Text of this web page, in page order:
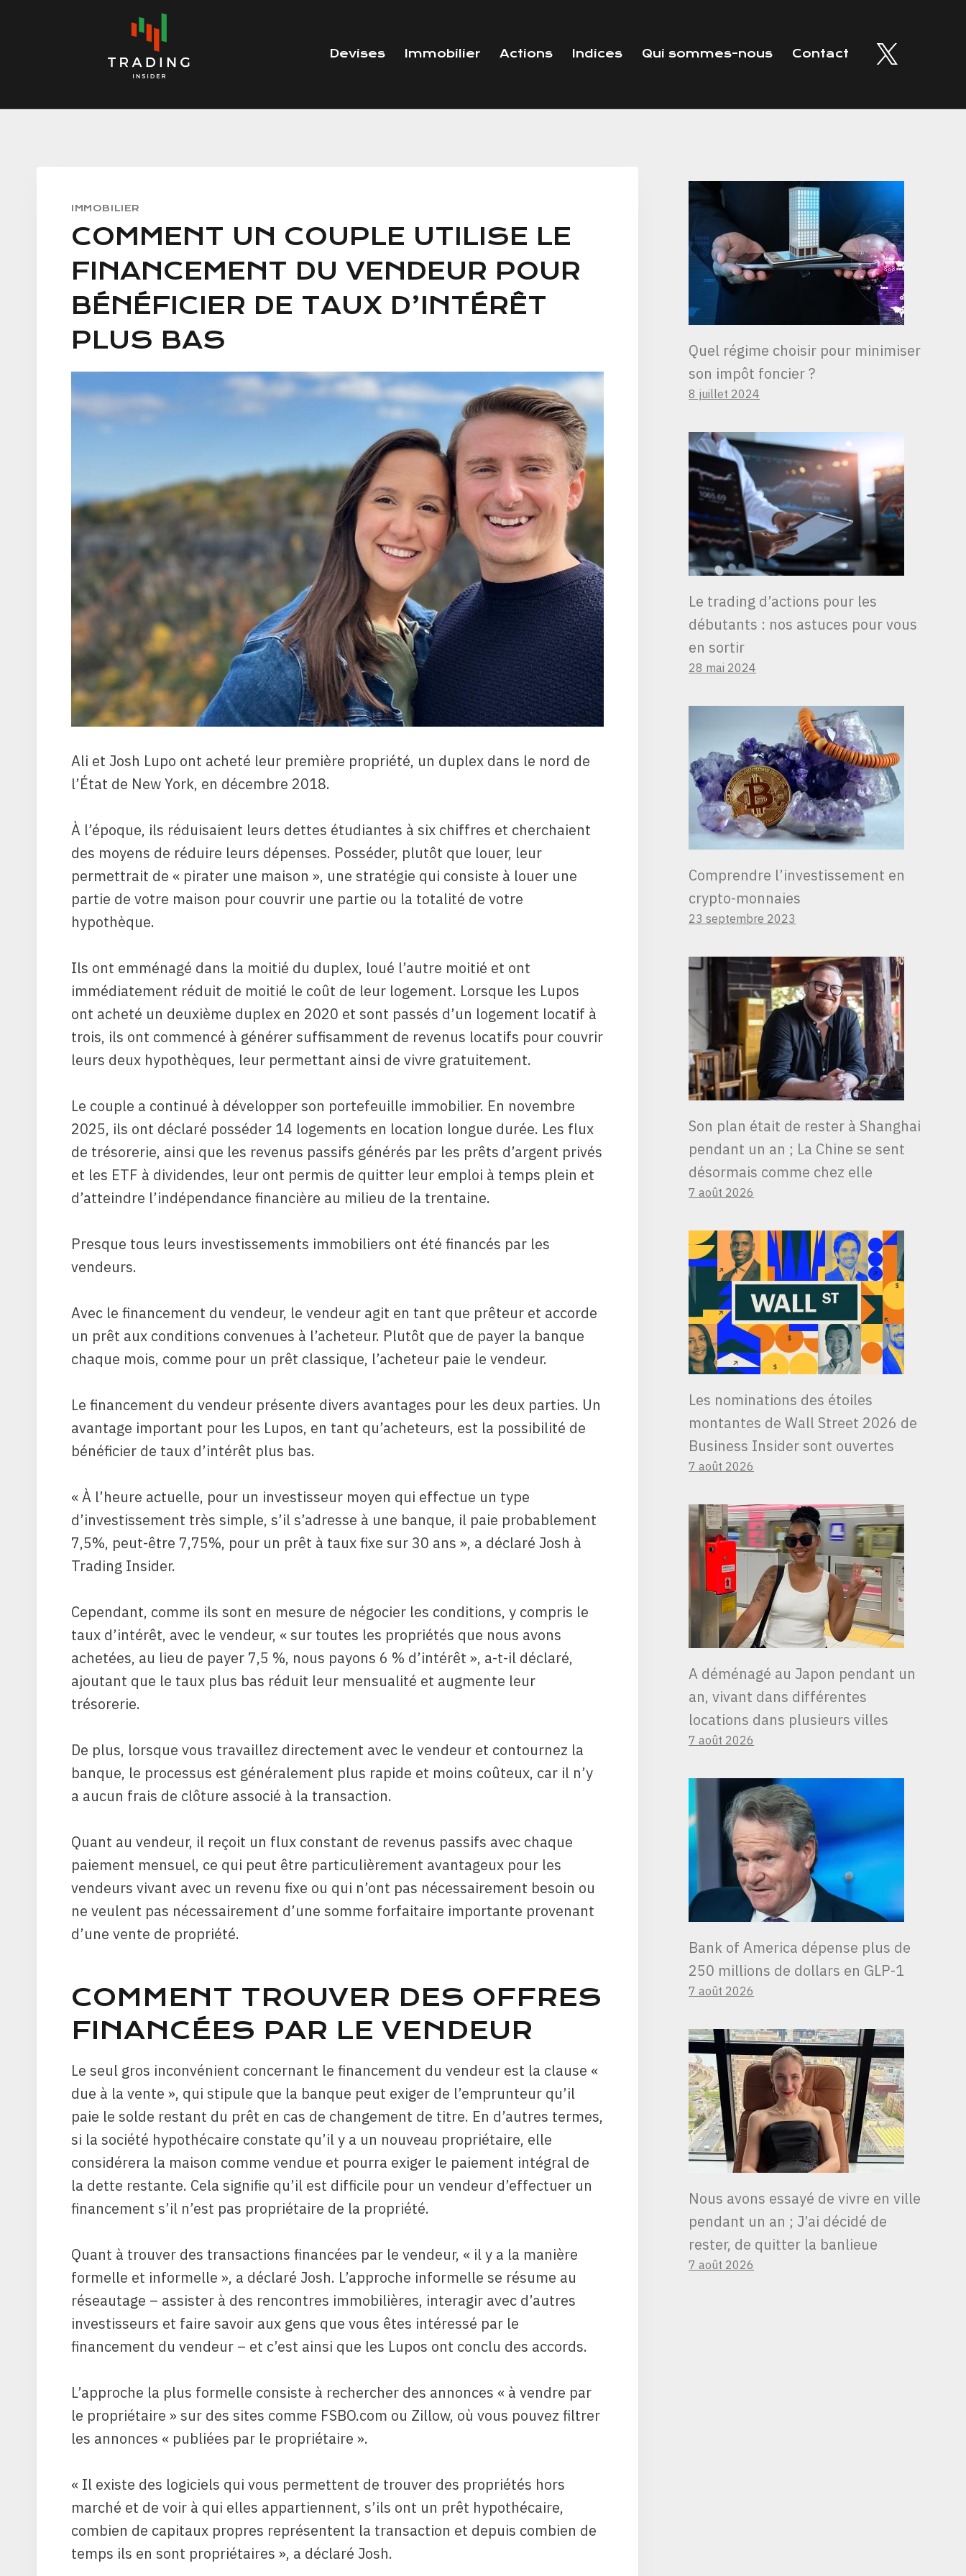
Devises Immobilier Actions Indices Qui sommes-nous Contact
IMMOBILIER
COMMENT UN COUPLE UTILISE LE
FINANCEMENT DU VENDEUR POUR
BÉNÉFICIER DE TAUX D’INTÉRÊT
PLUS BAS
Ali et Josh Lupo ont acheté leur première propriété, un duplex dans le nord de
l’État de New York, en décembre 2018.
À l’époque, ils réduisaient leurs dettes étudiantes à six chiffres et cherchaient
des moyens de réduire leurs dépenses. Posséder, plutôt que louer, leur
permettrait de « pirater une maison », une stratégie qui consiste à louer une
partie de votre maison pour couvrir une partie ou la totalité de votre
hypothèque.
Ils ont emménagé dans la moitié du duplex, loué l’autre moitié et ont
immédiatement réduit de moitié le coût de leur logement. Lorsque les Lupos
ont acheté un deuxième duplex en 2020 et sont passés d’un logement locatif à
trois, ils ont commencé à générer suffisamment de revenus locatifs pour couvrir
leurs deux hypothèques, leur permettant ainsi de vivre gratuitement.
Le couple a continué à développer son portefeuille immobilier. En novembre
2025, ils ont déclaré posséder 14 logements en location longue durée. Les flux
de trésorerie, ainsi que les revenus passifs générés par les prêts d’argent privés
et les ETF à dividendes, leur ont permis de quitter leur emploi à temps plein et
d’atteindre l’indépendance financière au milieu de la trentaine.
Presque tous leurs investissements immobiliers ont été financés par les
vendeurs.
Avec le financement du vendeur, le vendeur agit en tant que prêteur et accorde
un prêt aux conditions convenues à l’acheteur. Plutôt que de payer la banque
chaque mois, comme pour un prêt classique, l’acheteur paie le vendeur.
Le financement du vendeur présente divers avantages pour les deux parties. Un
avantage important pour les Lupos, en tant qu’acheteurs, est la possibilité de
bénéficier de taux d’intérêt plus bas.
« À l’heure actuelle, pour un investisseur moyen qui effectue un type
d’investissement très simple, s’il s’adresse à une banque, il paie probablement
7,5%, peut-être 7,75%, pour un prêt à taux fixe sur 30 ans », a déclaré Josh à
Trading Insider.
Cependant, comme ils sont en mesure de négocier les conditions, y compris le
taux d’intérêt, avec le vendeur, « sur toutes les propriétés que nous avons
achetées, au lieu de payer 7,5 %, nous payons 6 % d’intérêt », a-t-il déclaré,
ajoutant que le taux plus bas réduit leur mensualité et augmente leur
trésorerie.
De plus, lorsque vous travaillez directement avec le vendeur et contournez la
banque, le processus est généralement plus rapide et moins coûteux, car il n’y
a aucun frais de clôture associé à la transaction.
Quant au vendeur, il reçoit un flux constant de revenus passifs avec chaque
paiement mensuel, ce qui peut être particulièrement avantageux pour les
vendeurs vivant avec un revenu fixe ou qui n’ont pas nécessairement besoin ou
ne veulent pas nécessairement d’une somme forfaitaire importante provenant
d’une vente de propriété.
COMMENT TROUVER DES OFFRES
FINANCÉES PAR LE VENDEUR
Le seul gros inconvénient concernant le financement du vendeur est la clause «
due à la vente », qui stipule que la banque peut exiger de l’emprunteur qu’il
paie le solde restant du prêt en cas de changement de titre. En d’autres termes,
si la société hypothécaire constate qu’il y a un nouveau propriétaire, elle
considérera la maison comme vendue et pourra exiger le paiement intégral de
la dette restante. Cela signifie qu’il est difficile pour un vendeur d’effectuer un
financement s’il n’est pas propriétaire de la propriété.
Quant à trouver des transactions financées par le vendeur, « il y a la manière
formelle et informelle », a déclaré Josh. L’approche informelle se résume au
réseautage – assister à des rencontres immobilières, interagir avec d’autres
investisseurs et faire savoir aux gens que vous êtes intéressé par le
financement du vendeur – et c’est ainsi que les Lupos ont conclu des accords.
L’approche la plus formelle consiste à rechercher des annonces « à vendre par
le propriétaire » sur des sites comme FSBO.com ou Zillow, où vous pouvez filtrer
les annonces « publiées par le propriétaire ».
« Il existe des logiciels qui vous permettent de trouver des propriétés hors
marché et de voir à qui elles appartiennent, s’ils ont un prêt hypothécaire,
combien de capitaux propres représentent la transaction et depuis combien de
temps ils en sont propriétaires », a déclaré Josh.
Quel régime choisir pour minimiser
son impôt foncier ?
8 juillet 2024
Le trading d’actions pour les
débutants : nos astuces pour vous
en sortir
28 mai 2024
Comprendre l’investissement en
crypto-monnaies
23 septembre 2023
Son plan était de rester à Shanghai
pendant un an ; La Chine se sent
désormais comme chez elle
7 août 2026
Les nominations des étoiles
montantes de Wall Street 2026 de
Business Insider sont ouvertes
7 août 2026
A déménagé au Japon pendant un
an, vivant dans différentes
locations dans plusieurs villes
7 août 2026
Bank of America dépense plus de
250 millions de dollars en GLP-1
7 août 2026
Nous avons essayé de vivre en ville
pendant un an ; J’ai décidé de
rester, de quitter la banlieue
7 août 2026